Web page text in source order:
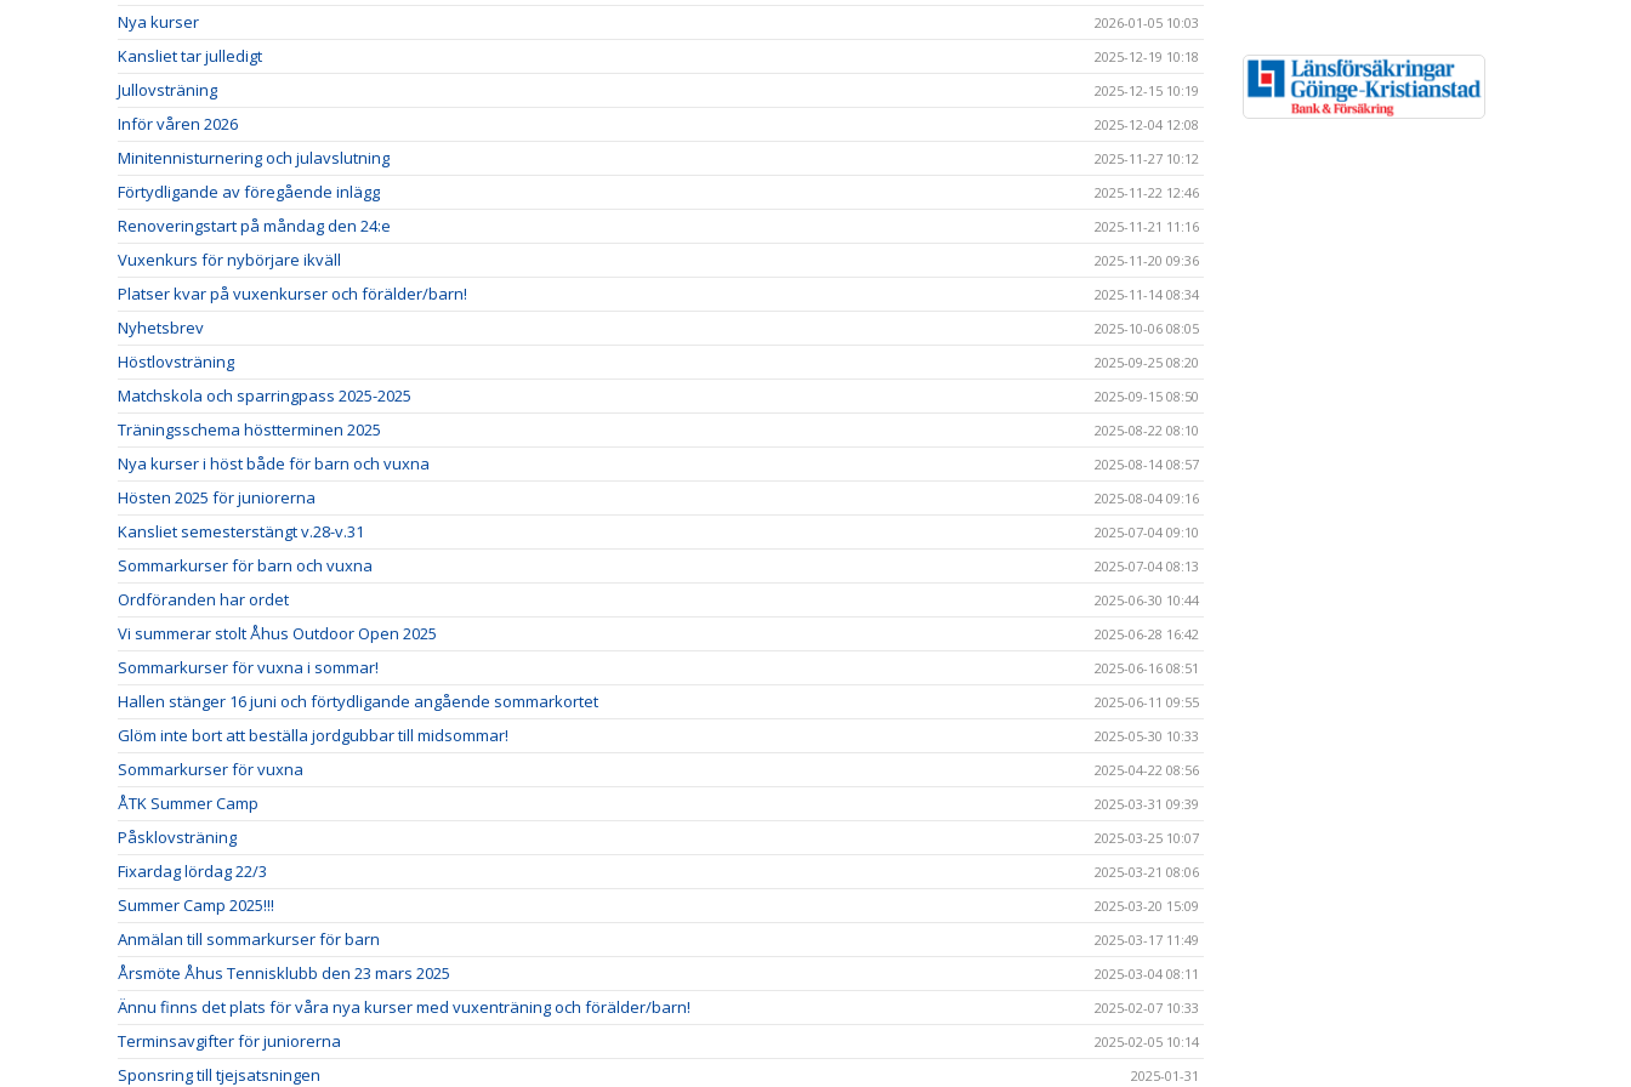
Nya kurser 2026-01-05 10:03
Kansliet tar julledigt 2025-12-19 10:18
Jullovsträning 2025-12-15 10:19
Inför våren 2026 2025-12-04 12:08
Minitennisturnering och julavslutning 2025-11-27 10:12
Förtydligande av föregående inlägg 2025-11-22 12:46
Renoveringstart på måndag den 24:e 2025-11-21 11:16
Vuxenkurs för nybörjare ikväll 2025-11-20 09:36
Platser kvar på vuxenkurser och förälder/barn! 2025-11-14 08:34
Nyhetsbrev 2025-10-06 08:05
Höstlovsträning 2025-09-25 08:20
Matchskola och sparringpass 2025-2025 2025-09-15 08:50
Träningsschema höstterminen 2025 2025-08-22 08:10
Nya kurser i höst både för barn och vuxna 2025-08-14 08:57
Hösten 2025 för juniorerna 2025-08-04 09:16
Kansliet semesterstängt v.28-v.31 2025-07-04 09:10
Sommarkurser för barn och vuxna 2025-07-04 08:13
Ordföranden har ordet 2025-06-30 10:44
Vi summerar stolt Åhus Outdoor Open 2025 2025-06-28 16:42
Sommarkurser för vuxna i sommar! 2025-06-16 08:51
Hallen stänger 16 juni och förtydligande angående sommarkortet 2025-06-11 09:55
Glöm inte bort att beställa jordgubbar till midsommar! 2025-05-30 10:33
Sommarkurser för vuxna 2025-04-22 08:56
ÅTK Summer Camp 2025-03-31 09:39
Påsklovsträning 2025-03-25 10:07
Fixardag lördag 22/3 2025-03-21 08:06
Summer Camp 2025!!! 2025-03-20 15:09
Anmälan till sommarkurser för barn 2025-03-17 11:49
Årsmöte Åhus Tennisklubb den 23 mars 2025 2025-03-04 08:11
Ännu finns det plats för våra nya kurser med vuxenträning och förälder/barn! 2025-02-07 10:33
Terminsavgifter för juniorerna 2025-02-05 10:14
Sponsring till tjejsatsningen 2025-01-31